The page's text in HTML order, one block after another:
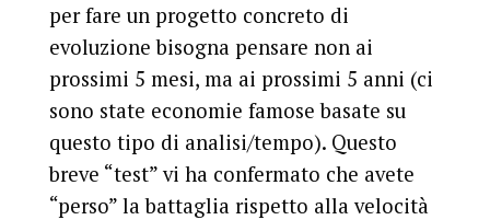
per fare un progetto concreto di
evoluzione bisogna pensare non ai
prossimi 5 mesi, ma ai prossimi 5 anni (ci
sono state economie famose basate su
questo tipo di analisi/tempo). Questo
breve “test” vi ha confermato che avete
“perso” la battaglia rispetto alla velocità